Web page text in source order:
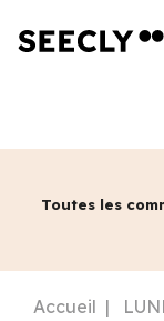
Toutes les
Accueil